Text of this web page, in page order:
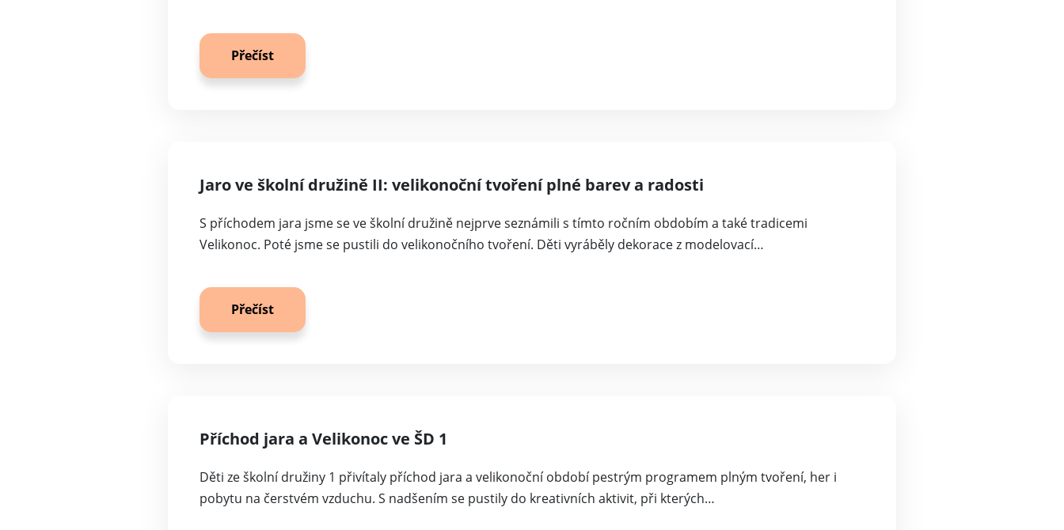
Přečíst
Jaro ve školní družině II: velikonoční tvoření plné barev a radosti
S příchodem jara jsme se ve školní družině nejprve seznámili s tímto ročním obdobím a také tradicemi
Velikonoc. Poté jsme se pustili do velikonočního tvoření. Děti vyráběly dekorace z modelovací…
Přečíst
Příchod jara a Velikonoc ve ŠD 1
Děti ze školní družiny 1 přivítaly příchod jara a velikonoční období pestrým programem plným tvoření, her i
pobytu na čerstvém vzduchu. S nadšením se pustily do kreativních aktivit, při kterých…